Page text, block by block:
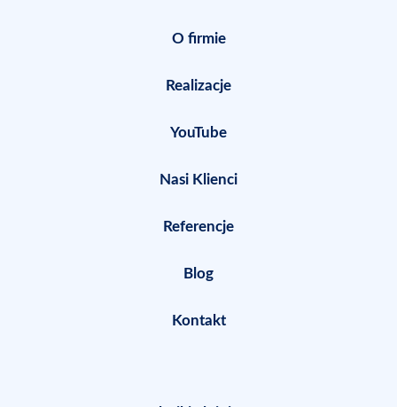
O firmie
Realizacje
YouTube
Nasi Klienci
Referencje
Blog
Kontakt